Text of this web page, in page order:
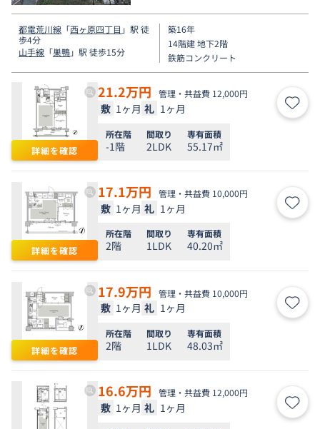
都電荒川線 「西ヶ原四丁目 」駅 徒
歩4分
山手線 「巣鴨」駅 徒歩15分
築16年
14階建 地下2階
鉄筋コンクリート
詳細を確認
21.2万円 管理・共益費 12,000円
敷 1ヶ月 礼 1ヶ月 お気
所在階
-1階
間取り
2LDK
専有面積
55.17㎡
詳細を確認
17.1万円 管理・共益費 10,000円
敷 1ヶ月 礼 1ヶ月 お気
所在階
2階
間取り
1LDK
専有面積
40.20㎡
詳細を確認
17.9万円 管理・共益費 10,000円
敷 1ヶ月 礼 1ヶ月 お気
所在階
2階
間取り
1LDK
専有面積
48.03㎡
16.6万円 管理・共益費 12,000円
敷 1ヶ月 礼 1ヶ月 お気